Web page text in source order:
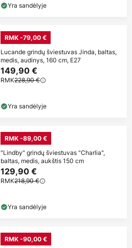
Yra sandėlyje
RMK -79,00 €
Lucande grindų šviestuvas Jinda, baltas,
medis, audinys, 160 cm, E27
149,90 €
RMK228,90 €
Yra sandėlyje
RMK -89,00 €
"Lindby" grindų šviestuvas "Charlia",
baltas, medis, aukštis 150 cm
129,90 €
RMK218,90 €
Yra sandėlyje
RMK -90,00 €